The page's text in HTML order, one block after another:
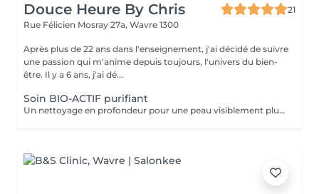
Douce Heure By Chris
21
Rue Félicien Mosray 27a, Wavre 1300
Après plus de 22 ans dans l'enseignement, j'ai décidé de suivre
une passion qui m'anime depuis toujours, l'univers du bien-
être. Il y a 6 ans, j'ai dé...
Soin BIO-ACTIF purifiant
Un nettoyage en profondeur pour une peau visiblement plus nette et purifiée. Double démaquillage + double exfoliation + double masque